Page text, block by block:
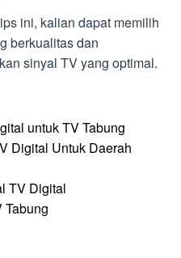
ini, kalian dapat memilih
berkualitas dan
sinyal TV yang optimal.
untuk TV Tabung
Digital Untuk Daerah
TV Digital
Tabung